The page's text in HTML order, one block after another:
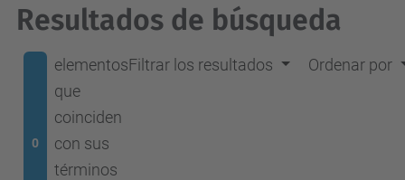
Resultados de búsqueda
0
elementos
que
coinciden
con sus
términos
Filtrar los resultados Ordenar por